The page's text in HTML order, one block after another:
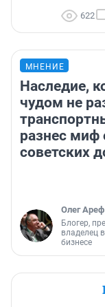
622
МНЕНИЕ
Наследие,
чудом не
разнес миф
советских
Олег
Блогер,
владелец
бизнесе